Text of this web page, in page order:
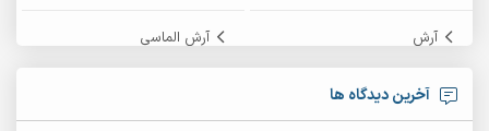
آرش آرش الماسی
آرش امامی
آخرین دیدگاه ها